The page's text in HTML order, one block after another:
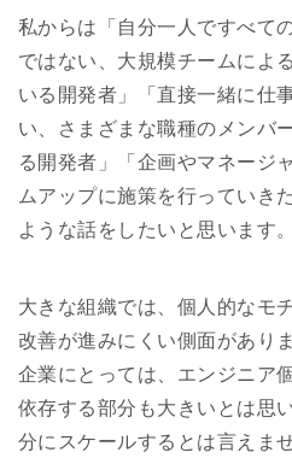
私からは「自分一人ですべて
ではない、大規模チームによ
いる開発者」「直接一緒に仕
い、さまざまな職種のメンバ
る開発者」「企画やマネージ
ムアップに施策を行っていき
ような話をしたいと思います。
大きな組織では、個人的なモ
改善が進みにくい側面があり
企業にとっては、エンジニア
依存する部分も大きいとは思
分にスケールするとは言えま